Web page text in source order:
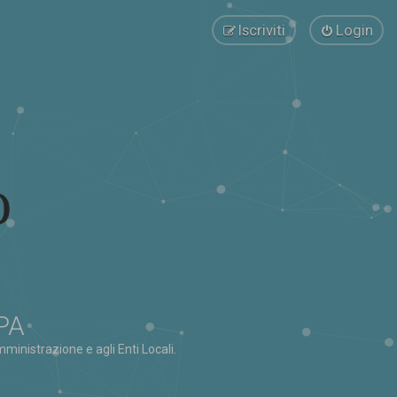
Login
Iscriviti
e agli Enti Locali.